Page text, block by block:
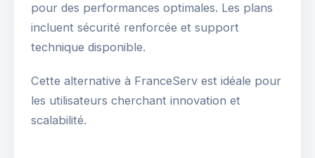
pour des performances optimales. Les plans
incluent sécurité renforcée et support
technique disponible.
Cette alternative à FranceServ est idéale pour
les utilisateurs cherchant innovation et
scalabilité.